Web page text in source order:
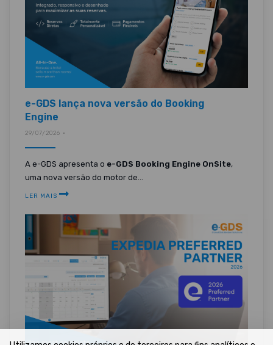
e-GDS lança nova versão do Booking
Engine
29/07/2026 •
A e-GDS apresenta o e-GDS Booking Engine OnSite,
uma nova versão do motor de...
LER MAIS